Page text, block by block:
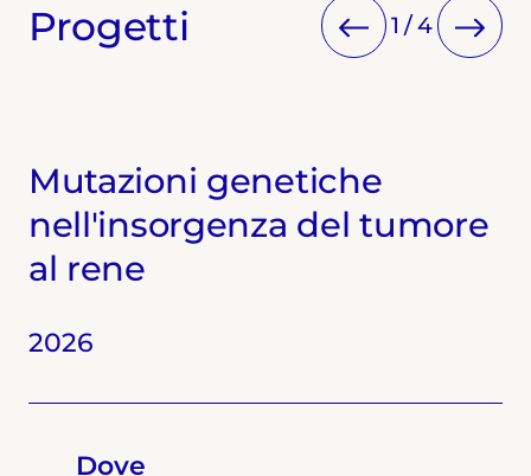
Progetti 1 /4
Mutazioni genetiche
nell'insorgenza del tumore
al rene
2026
Dove
2025
Dove
2024
Dove
Università degli Studi di Torino